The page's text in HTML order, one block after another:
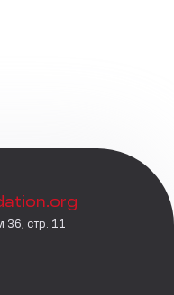
36, стр. 11